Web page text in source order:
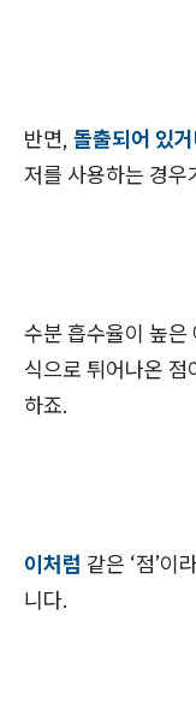
반면, 돌출되어 있
저를 사용하는 경우
수분 흡수율이 높은
식으로 튀어나온 점
하죠.
이처럼 같은 ‘점’이
니다.